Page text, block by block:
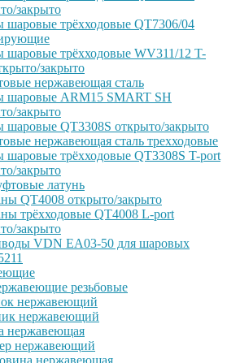
закрыто
шаровые трёхходовые QT7306/04
шаровые трёхходовые WV311/12 T-
закрыто
нержавеющая сталь
шаровые ARM15 SMART SH
закрыто
шаровые QT3308S открыто/закрыто
нержавеющая сталь трехходовые
шаровые трёхходовые QT3308S T-port
закрыто
латунь
QT4008 открыто/закрыто
трёхходовые QT4008 L-port
закрыто
VDN EA03-50 для шаровых
резьбовые
нержавеющий
нержавеющий
нержавеющая
нержавеющий
нержавеющая